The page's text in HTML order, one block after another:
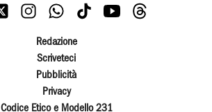
Redazione
Scriveteci
Pubblicità
Privacy
Codice Etico e Modello 231